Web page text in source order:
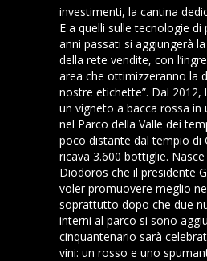
investimenti, la cantina
E a quelli sulle tecnologie di
anni passati si aggiungerà
della rete vendite, con
area che ottimizzeranno la
nostre etichette”. Dal 2012,
un vigneto a bacca rossa in
nel Parco della Valle dei
poco distante dal tempio di
ricava 3.600 bottiglie.
Diodoros che il presidente
voler promuovere meglio
soprattutto dopo che due
interni al parco si sono
cinquantenario sarà
vini: un rosso e uno